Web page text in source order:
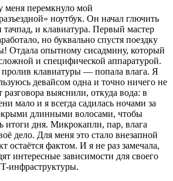
меня перемкнуло мой
ноутбук. Он начал глючить
и клавиатура. Первый мастер
но буквально спустя поездку
Отдала опытному сисадмину, который
и специфической аппаратурой.
клавиатуры — попала влага. Я
девайсом одна и точно ничего не
выяснили, откуда вода: в
мало и я всегда садилась ночами за
длинными волосами, чтобы
итоги дня. Микрокапли, пар, влага
дело. Для меня это стало внезапной
остаётся фактом. И я не раз замечала,
интересные зависимости для своего
инфраструктуры.